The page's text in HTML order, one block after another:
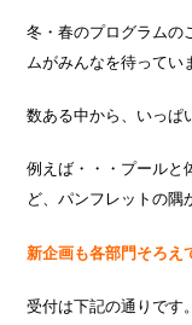
冬・春のプログラムの
ムがみんなを待ってい
数ある中から、いっぱ
例えば・・・プールと
ど、パンフレットの隅
新企画も各部門そろえ
受付は下記の通りです。